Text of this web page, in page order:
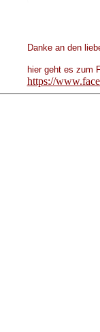
Danke an den
hier geht es zum
https://